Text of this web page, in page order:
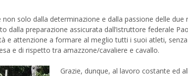
solo dalla determinazione e dalla passione delle due
dalla preparazione assicurata dall’istruttore federale
e attenzione a formare al meglio tutti i suoi atleti,
e di rispetto tra amazzone/cavaliere e cavallo.
Grazie, dunque, al lavoro costante ed